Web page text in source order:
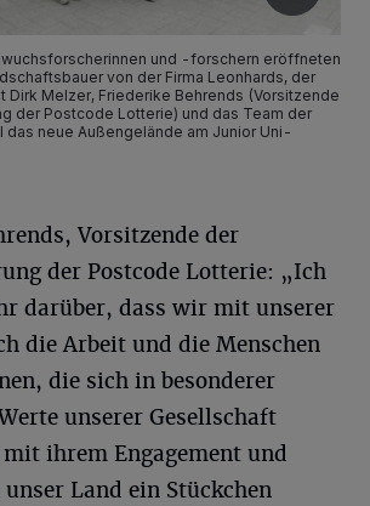
und -forschern eröffneten
von der Firma Leonhards, der
Dirk Melzer, Friederike Behrends (Vorsitzende
der Postcode Lotterie) und das Team der
das neue Außengelände am Junior Uni-
Vorsitzende der
der Postcode Lotterie: „Ich
darüber, dass wir mit unserer
die Arbeit und die Menschen
die sich in besonderer
unserer Gesellschaft
ihrem Engagement und
Land ein Stückchen